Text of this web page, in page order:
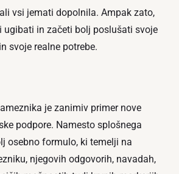
vsi jemati dopolnila. Ampak zato,
ugibati in začeti bolj poslušati svoje
svoje realne potrebe.
je zanimiv primer nove
podpore. Namesto splošnega
osebno formulo, ki temelji na
njegovih odgovorih, navadah,